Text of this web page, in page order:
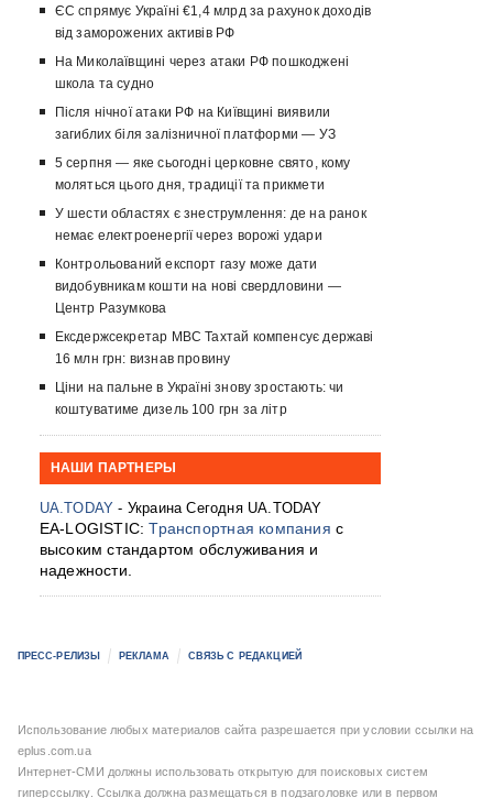
ЄС спрямує Україні €1,4 млрд за рахунок доходів
від заморожених активів РФ
На Миколаївщині через атаки РФ пошкоджені
школа та судно
Після нічної атаки РФ на Київщині виявили
загиблих біля залізничної платформи — УЗ
5 серпня — яке сьогодні церковне свято, кому
моляться цього дня, традиції та прикмети
У шести областях є знеструмлення: де на ранок
немає електроенергії через ворожі удари
Контрольований експорт газу може дати
видобувникам кошти на нові свердловини —
Центр Разумкова
Ексдержсекретар МВС Тахтай компенсує державі
16 млн грн: визнав провину
Ціни на пальне в Україні знову зростають: чи
коштуватиме дизель 100 грн за літр
НАШИ ПАРТНЕРЫ
UA.TODAY - Украина Сегодня UA.TODAY
EA-LOGISTIC:Транспортная компания с
высоким стандартом обслуживания и
надежности.
ПРЕСС-РЕЛИЗЫ РЕКЛАМА СВЯЗЬ С РЕДАКЦИЕЙ
Использование любых материалов сайта разрешается при условии ссылки на
eplus.com.ua
Интернет-СМИ должны использовать открытую для поисковых систем
гиперссылку. Ссылка должна размещаться в подзаголовке или в первом